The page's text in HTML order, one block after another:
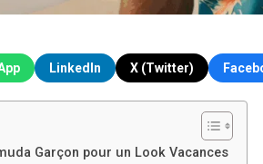
LinkedIn X (Twitter)
Garçon pour un Look Vacances